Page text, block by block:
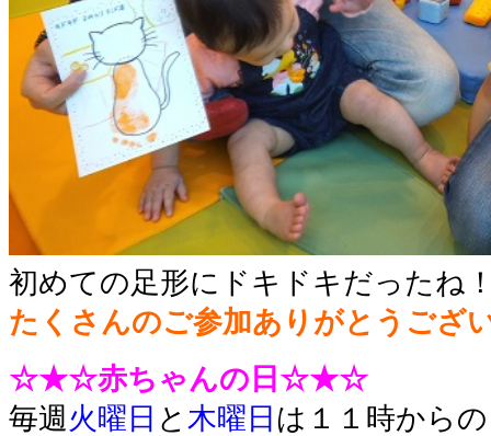
初めての足形にドキドキだったね
たくさんのご参加ありがとうござ
☆★☆赤ちゃんの日☆★☆
毎週火曜日 と 木曜日 は１１時から